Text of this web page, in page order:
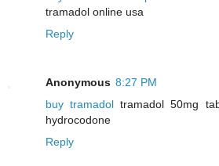
tramadol online usa
Reply
Anonymous 8:27 PM
buy tramadol tramadol 50mg
hydrocodone
Reply